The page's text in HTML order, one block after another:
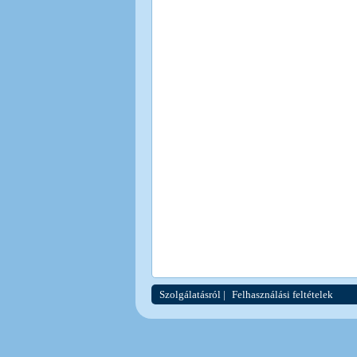
Szolgálatásról | Felhasználási feltételek